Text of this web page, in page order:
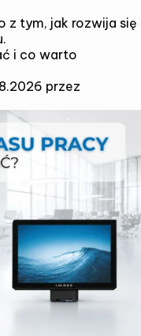
z tym, jak rozwija się
i co warto
przez